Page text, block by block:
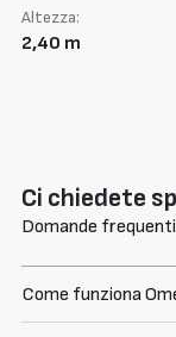
Altezza:
2,40 m
Ci chiedete
Domande frequenti
Come funziona